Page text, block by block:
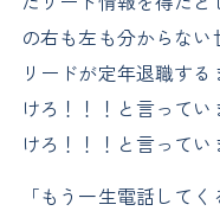
の右も左も分からな
リードが定年退職す
けろ！！！と言って
けろ！！！と言ってい
「もう一生電話して